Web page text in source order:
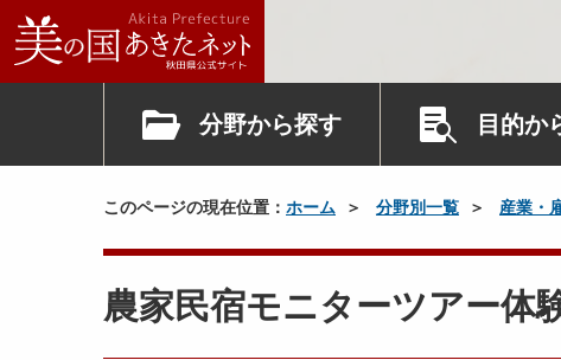
分野から探す 目的か
このページの現在位置： ホーム 分野別一覧 産業・
農家民宿モニターツアー体